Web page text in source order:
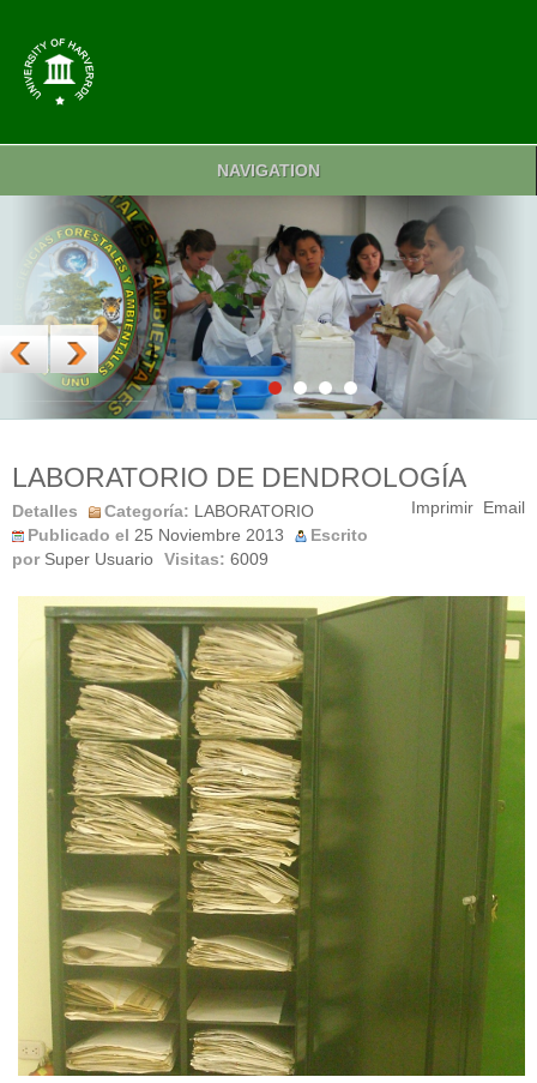
NAVIGATION
LABORATORIO DE DENDROLOGÍA
Imprimir Email
Detalles Categoría: LABORATORIO
Publicado el 25 Noviembre 2013
Escrito
por Super Usuario Visitas: 6009